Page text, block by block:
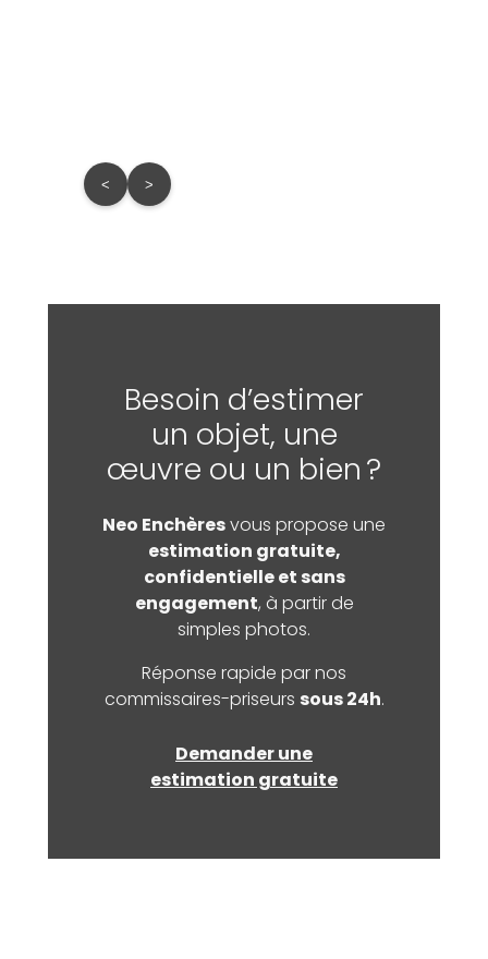
< >
Besoin d’estimer
un objet, une
œuvre ou un bien ?
Neo Enchèresvous propose une
estimation gratuite,
confidentielle et sans
engagement, à partir de
simples photos.
Réponse rapide par nos
commissaires-priseurs sous 24h.
Demander une
estimation gratuite